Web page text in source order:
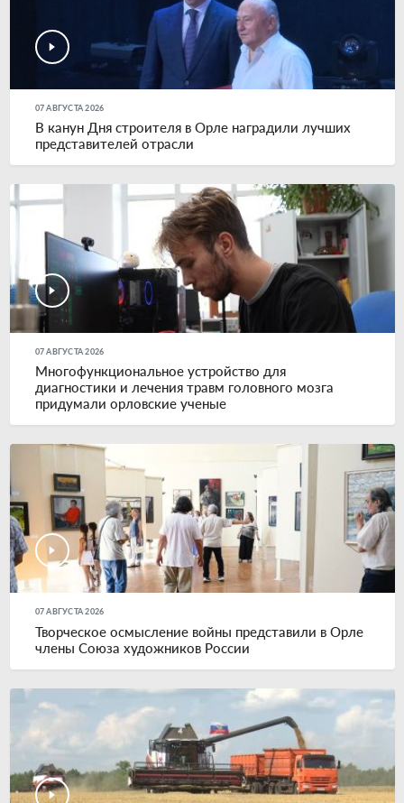
07 АВГУСТА 2026
В канун Дня строителя в Орле наградили лучших
представителей отрасли
07 АВГУСТА 2026
Многофункциональное устройство для
диагностики и лечения травм головного мозга
придумали орловские ученые
07 АВГУСТА 2026
Творческое осмысление войны представили в Орле
члены Союза художников России